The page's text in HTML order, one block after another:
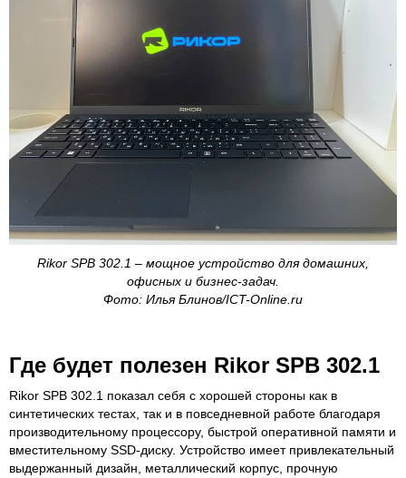
Rikor SPB 302.1 – мощное устройство для домашних,
офисных и бизнес-задач.
Фото: Илья Блинов/ICT-Online.ru
Где будет полезен Rikor SPB 302.1
Rikor SPB 302.1 показал себя с хорошей стороны как в
синтетических тестах, так и в повседневной работе благодаря
производительному процессору, быстрой оперативной памяти и
вместительному SSD-диску. Устройство имеет привлекательный
выдержанный дизайн, металлический корпус, прочную